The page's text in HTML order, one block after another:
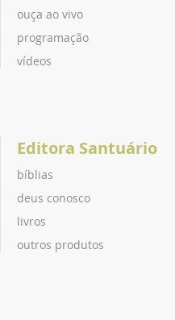
ouça ao vivo
programação
vídeos
Editora Santuário
bíblias
deus conosco
livros
outros produtos